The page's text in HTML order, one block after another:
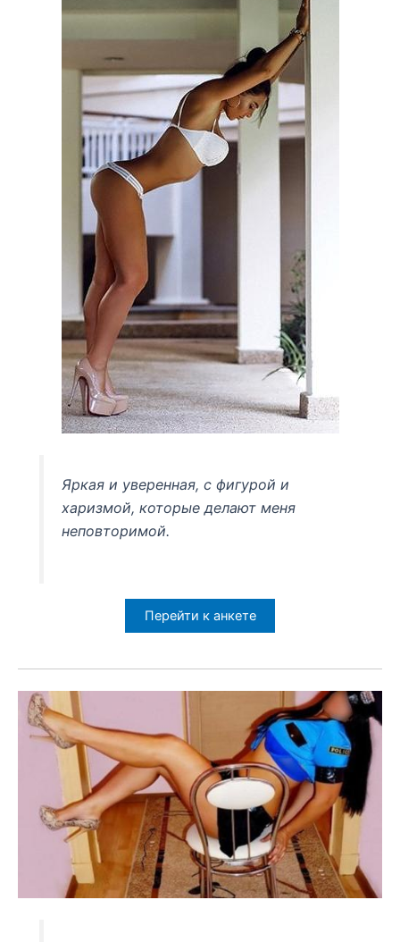
Яркая и уверенная, с фигурой и
харизмой, которые делают меня
неповторимой.
Перейти к анкете